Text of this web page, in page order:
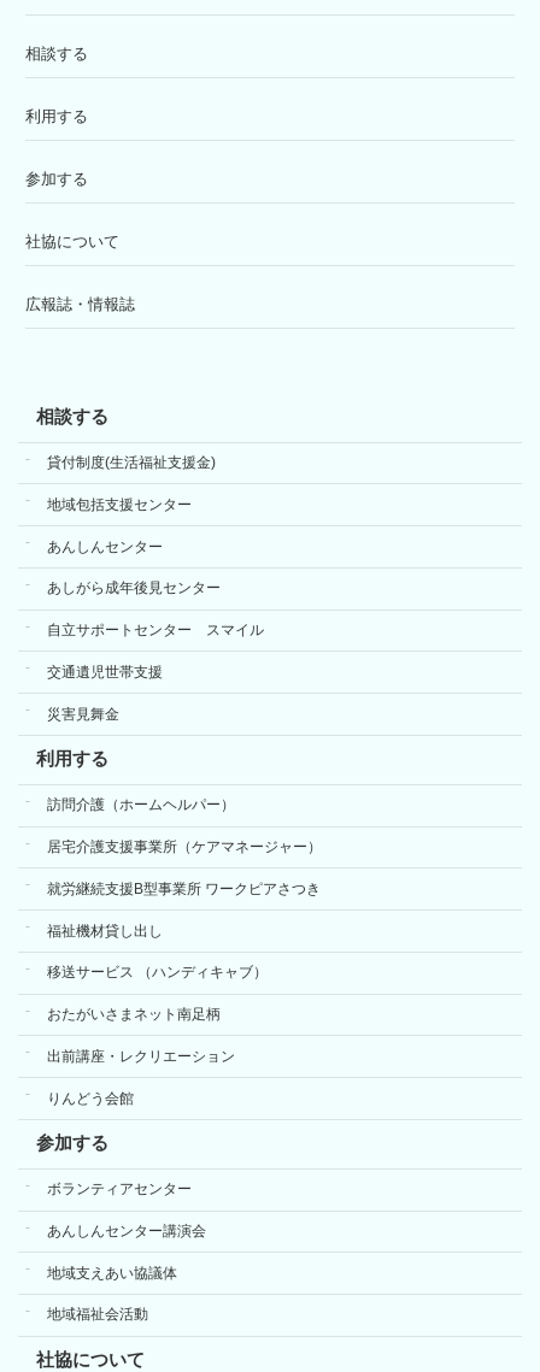
相談する
利用する
参加する
社協について
広報誌・情報誌
相談する
貸付制度(生活福祉支援金)
地域包括支援センター
あんしんセンター
あしがら成年後見センター
自立サポートセンター スマイル
交通遺児世帯支援
災害見舞金
利用する
訪問介護（ホームヘルパー）
居宅介護支援事業所（ケアマネージャー）
就労継続支援B型事業所 ワークピアさつき
福祉機材貸し出し
移送サービス （ハンディキャブ）
おたがいさまネット南足柄
出前講座・レクリエーション
りんどう会館
参加する
ボランティアセンター
あんしんセンター講演会
地域支えあい協議体
地域福祉会活動
社協について